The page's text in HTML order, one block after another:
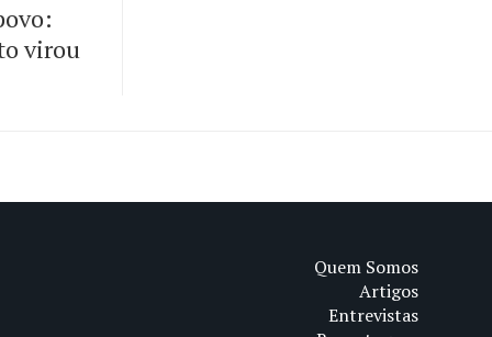
virou
Quem Somos
Artigos
Entrevistas